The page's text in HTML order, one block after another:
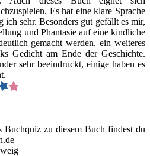
Es hat eine klare Sprache
ich sehr. Besonders gut gefällt es mir,
und Phantasie auf eine kindliche
gemacht werden, ein weiteres
Gedicht am Ende der Geschichte.
sehr beeindruckt, einige haben es
Buchquiz zu diesem Buch findest du